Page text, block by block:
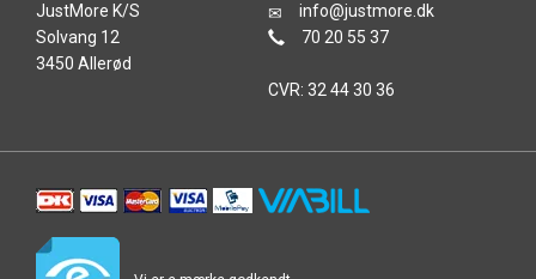
JustMore K/S
Solvang 12
3450 Allerød
info@justmore.dk
70 20 55 37
CVR: 32 44 30 36